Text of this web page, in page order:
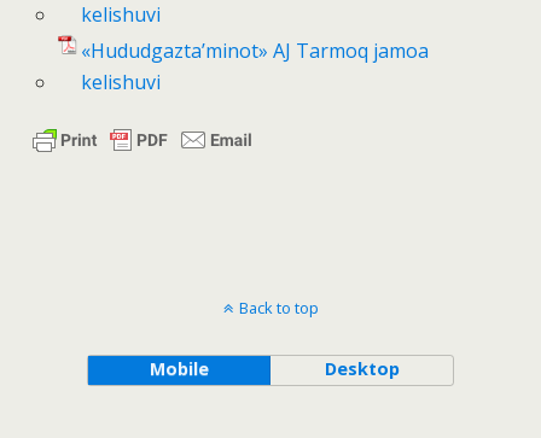
kelishuvi
«Hududgazta’minot» AJ Tarmoq jamoa
kelishuvi
Back to top
Mobile Desktop